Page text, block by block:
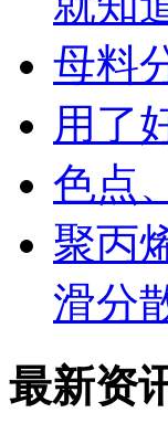
母料
用了
色点
聚丙
滑分
最新资